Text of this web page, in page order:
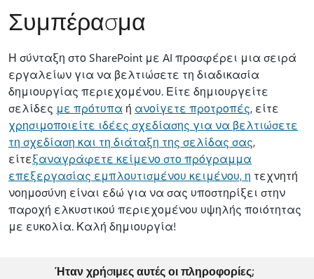
Συμπέρασμα
Η σύνταξη στο SharePoint με AI προσφέρει μια σειρά
εργαλείων για να βελτιώσετε τη διαδικασία
δημιουργίας περιεχομένου. Είτε δημιουργείτε
σελίδες με πρότυπα ή ανοίγετε προτροπές, είτε
χρησιμοποιείτε ιδέες σχεδίασης για να βελτιώσετε
τη σχεδίαση και τη διάταξη της σελίδας σας,
είτεξαναγράφετε κείμενο στο πρόγραμμα
επεξεργασίας εμπλουτισμένου κειμένου, η τεχνητή
νοημοσύνη είναι εδώ για να σας υποστηρίξει στην
παροχή ελκυστικού περιεχομένου υψηλής ποιότητας
με ευκολία. Καλή δημιουργία!
Ήταν χρήσιμες αυτές οι πληροφορίες;